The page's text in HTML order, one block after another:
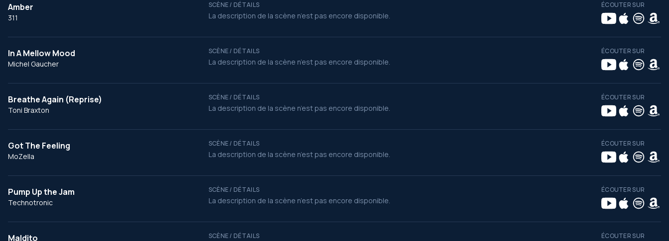
Amber
311
SCÈNE / DÉTAILS
La description de la scène n’est pas encore disponible.
ÉCOUTER SUR
In A Mellow Mood
Michel Gaucher
SCÈNE / DÉTAILS
La description de la scène n’est pas encore disponible.
ÉCOUTER SUR
Breathe Again (Reprise)
Toni Braxton
SCÈNE / DÉTAILS
La description de la scène n’est pas encore disponible.
ÉCOUTER SUR
Got The Feeling
MoZella
SCÈNE / DÉTAILS
La description de la scène n’est pas encore disponible.
ÉCOUTER SUR
Pump Up the Jam
Technotronic
SCÈNE / DÉTAILS
La description de la scène n’est pas encore disponible.
ÉCOUTER SUR
Maldito SCÈNE / DÉTAILS ÉCOUTER SUR